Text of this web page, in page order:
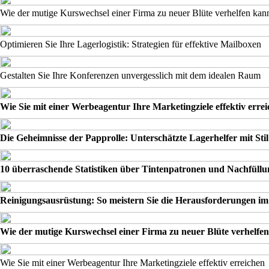
Wie der mutige Kurswechsel einer Firma zu neuer Blüte verhelfen
Optimieren Sie Ihre Lagerlogistik: Strategien für effektive Mailboxen
Gestalten Sie Ihre Konferenzen unvergesslich mit dem idealen Raum
Wie Sie mit einer Werbeagentur Ihre Marketingziele effektiv
Die Geheimnisse der Papprolle: Unterschätzte Lagerhelfer mit Stil
10 überraschende Statistiken über Tintenpatronen und
Reinigungsausrüstung: So meistern Sie die Herausforderungen
Wie der mutige Kurswechsel einer Firma zu neuer Blüte
Wie Sie mit einer Werbeagentur Ihre Marketingziele effektiv erreichen